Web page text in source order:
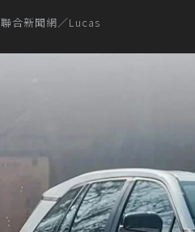
聯合新聞網／Lucas